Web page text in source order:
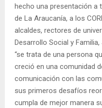
hecho una presentación a
de La Araucanía, a los
alcaldes, rectores de
Desarrollo Social y
“se trata de una persona
creció en una comunidad
comunicación con las
sus primeros desafíos
cumpla de mejor manera